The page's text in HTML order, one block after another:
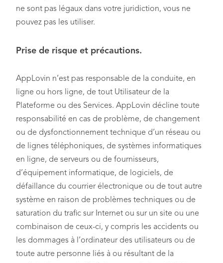
ne sont pas légaux dans votre juridiction, vous ne
pouvez pas les utiliser.
Prise de risque et précautions.
AppLovin n’est pas responsable de la conduite, en
ligne ou hors ligne, de tout Utilisateur de la
Plateforme ou des Services. AppLovin décline toute
responsabilité en cas de problème, de changement
ou de dysfonctionnement technique d’un réseau ou
de lignes téléphoniques, de systèmes informatiques
en ligne, de serveurs ou de fournisseurs,
d’équipement informatique, de logiciels, de
défaillance du courrier électronique ou de tout autre
système en raison de problèmes techniques ou de
saturation du trafic sur Internet ou sur un site ou une
combinaison de ceux-ci, y compris les accidents ou
les dommages à l’ordinateur des utilisateurs ou de
toute autre personne liés à ou résultant de la